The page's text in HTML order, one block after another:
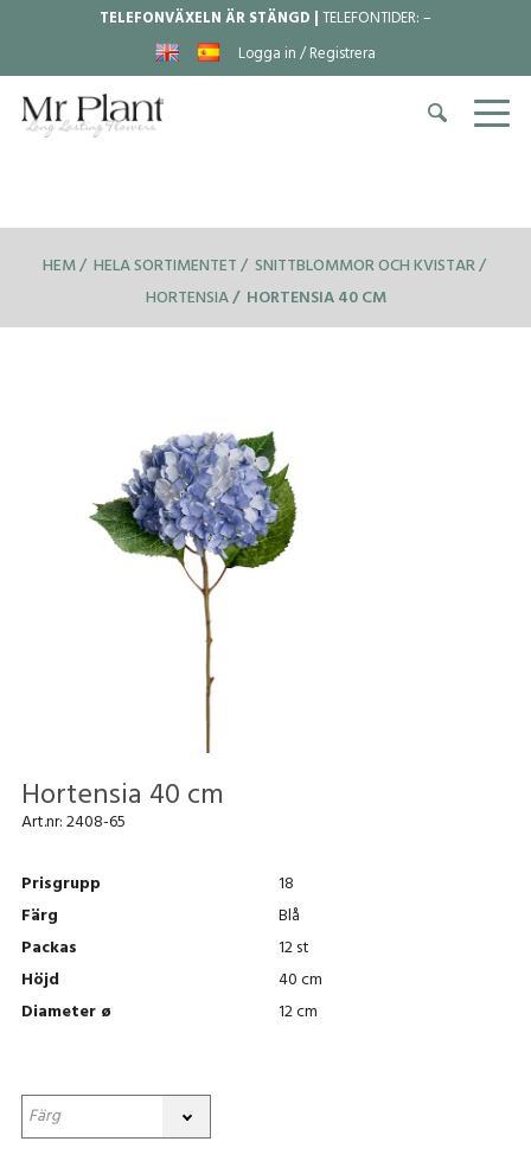
TELEFONVÄXELN ÄR STÄNGD |TELEFONTIDER:–
Logga in / Registrera
HEM HELA SORTIMENTET SNITTBLOMMOR OCH KVISTAR
HORTENSIA
HORTENSIA 40 CM
Hortensia 40 cm
Art.nr:2408-65
Prisgrupp
18
Färg
Blå
Packas
12 st
Höjd
40 cm
Diameter ø
12 cm